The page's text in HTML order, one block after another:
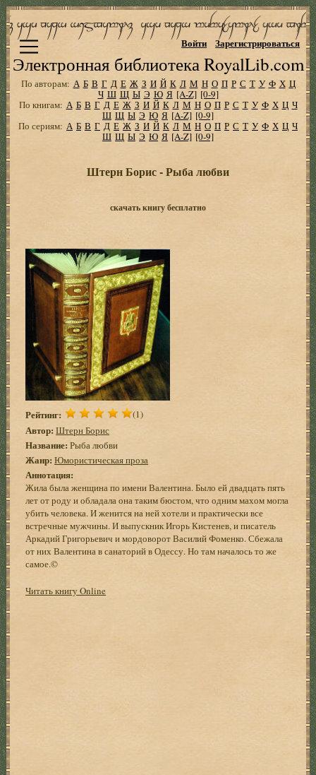
Электронная библиотека RoyalLib.com
Войти Зарегистрироваться
По авторам: А Б В Г Д Е Ж З И Й К Л М Н О П Р С Т У Ф Х Ц
Ч Ш Щ Ы Э Ю Я [A-Z] [0-9]
По книгам: А Б В Г Д Е Ж З И Й К Л М Н О П Р С Т У Ф Х Ц Ч
Ш Щ Ы Э Ю Я [A-Z] [0-9]
По сериям: А Б В Г Д Е Ж З И Й К Л М Н О П Р С Т У Ф Х Ц Ч
Ш Щ Ы Э Ю Я [A-Z] [0-9]
Штерн Борис - Рыба любви
скачать книгу бесплатно
Рейтинг: (1)
Автор: Штерн Борис
Название: Рыба любви
Жанр: Юмористическая проза
Аннотация:
Жила была женщина по имени Валентина. Было ей двадцать пять
лет от роду и обладала она таким бюстом, что одним махом могла
убить человека. И женится на ней хотели и практически все
встречные мужчины. И выпускник Игорь Кистенев, и писатель
Аркадий Григорьевич и мордоворот Василий Фоменко. Сбежала
от них Валентина в санаторий в Одессу. Но там началось то же
самое.©
Читать книгу Online